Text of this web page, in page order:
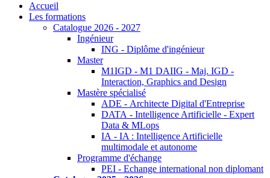
Accueil
Les formations
Catalogue 2026 - 2027
Ingénieur
ING - Diplôme d'ingénieur
Master
M1IGD - M1 DAIIG - Maj. IGD -
Interaction, Graphics and Design
Mastère spécialisé
ADE - Architecte Digital d'Entreprise
DATA - Intelligence Artificielle - Expert
Data & MLops
IA - IA : Intelligence Artificielle
multimodale et autonome
Programme d'échange
PEI - Echange international non diplomant